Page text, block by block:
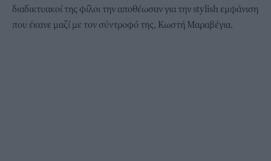
διαδικτυακοί της φίλοι την αποθέωσαν για την stylish εμφάνιση
που έκανε μαζί με τον σύντροφό της, Κωστή Μαραβέγια.